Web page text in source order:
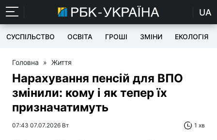
UA
СУСПІЛЬСТВО ОСВІТА ГРОШІ ЗМІНИ ЕКОЛОГІЯ
Головна » Життя
Нарахування пенсій для ВПО
змінили: кому і як тепер їх
призначатимуть
07:43 07.07.2026 Вт 1 хв